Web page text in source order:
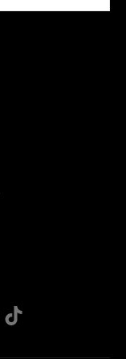
TikTok